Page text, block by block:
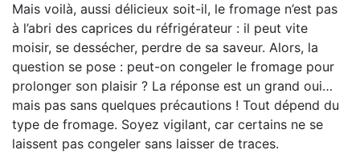
Mais voilà, aussi délicieux soit-il, le fromage n’est pas
à l’abri des caprices du réfrigérateur : il peut vite
moisir, se dessécher, perdre de sa saveur. Alors, la
question se pose : peut-on congeler le fromage pour
prolonger son plaisir ? La réponse est un grand oui…
mais pas sans quelques précautions ! Tout dépend du
type de fromage. Soyez vigilant, car certains ne se
laissent pas congeler sans laisser de traces.